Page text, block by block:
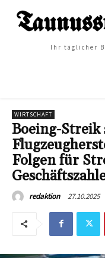
Ihr täglicher
WIRTSCHAFT
Boeing-Streik
Folgen für
redaktion 27.10.2025